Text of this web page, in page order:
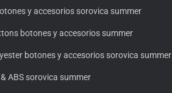
y accesorios sorovica summer
botones y accesorios summer
botones y accesorios sorovica summer
ABS sorovica summer